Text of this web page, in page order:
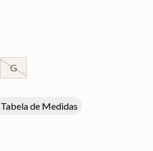
G
Tabela de Medidas